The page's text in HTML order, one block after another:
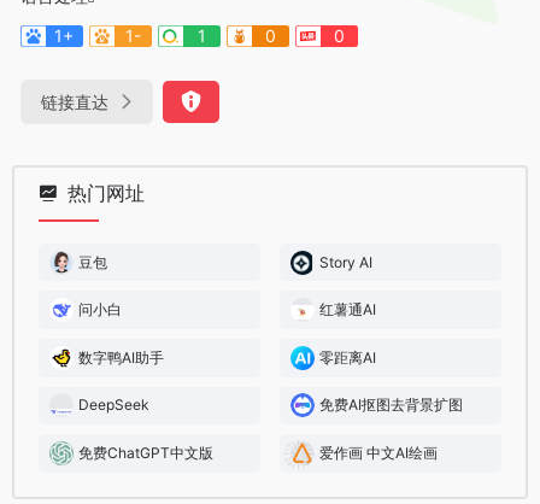
1+
1- 1 0 0
链接直达
热门网址
豆包 Story AI
问小白 红薯通AI
数字鸭AI助手 零距离AI
DeepSeek 免费AI抠图去背景扩图
免费ChatGPT中文版 爱作画 中文AI绘画